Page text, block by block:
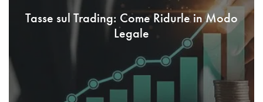
Tasse sul Trading: Come Ridurle in Modo
Legale